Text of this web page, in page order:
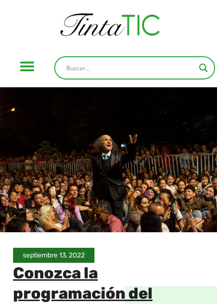
septiembre 13, 2022
Conozca la
programación del